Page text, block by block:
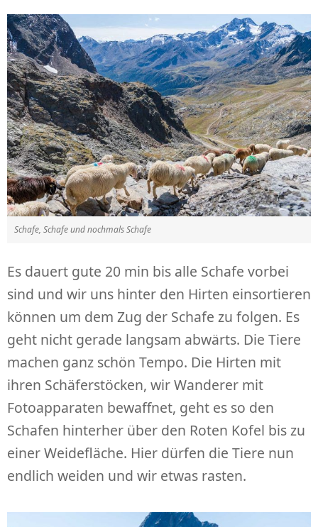
Schafe, Schafe und nochmals Schafe
Es dauert gute 20 min bis alle Schafe vorbei
sind und wir uns hinter den Hirten einsortieren
können um dem Zug der Schafe zu folgen. Es
geht nicht gerade langsam abwärts. Die Tiere
machen ganz schön Tempo. Die Hirten mit
ihren Schäferstöcken, wir Wanderer mit
Fotoapparaten bewaffnet, geht es so den
Schafen hinterher über den Roten Kofel bis zu
einer Weidefläche. Hier dürfen die Tiere nun
endlich weiden und wir etwas rasten.